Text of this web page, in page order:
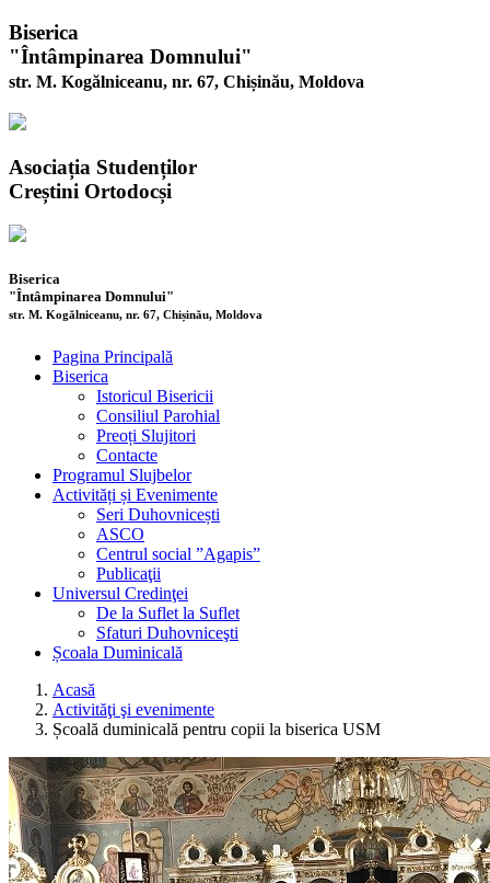
Biserica
"Întâmpinarea Domnului"
str. M. Kogălniceanu, nr. 67, Chișinău, Moldova
Asociația Studenților
Creștini Ortodocși
Biserica
"Întâmpinarea Domnului"
str. M. Kogălniceanu, nr. 67, Chișinău, Moldova
Pagina Principală
Biserica
Istoricul Bisericii
Consiliul Parohial
Preoți Slujitori
Contacte
Programul Slujbelor
Activități și Evenimente
Seri Duhovnicești
ASCO
Centrul social ”Agapis”
Publicaţii
Universul Credinţei
De la Suflet la Suflet
Sfaturi Duhovniceşti
Școala Duminicală
Acasă
Activităţi şi evenimente
Școală duminicală pentru copii la biserica USM